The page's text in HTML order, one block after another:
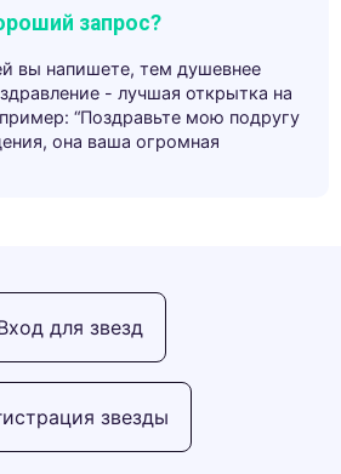
запрос?
вы напишете, тем душевнее
- лучшая открытка на
“Поздравьте мою подругу
она ваша огромная
звезды
для звезд